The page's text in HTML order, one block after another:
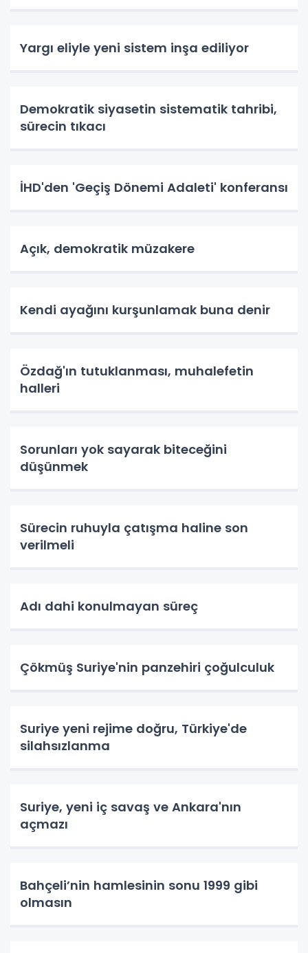
Yargı eliyle yeni sistem inşa ediliyor
Demokratik siyasetin sistematik tahribi,
sürecin tıkacı
İHD'den 'Geçiş Dönemi Adaleti' konferansı
Açık, demokratik müzakere
Kendi ayağını kurşunlamak buna denir
Özdağ'ın tutuklanması, muhalefetin
halleri
Sorunları yok sayarak biteceğini
düşünmek
Sürecin ruhuyla çatışma haline son
verilmeli
Adı dahi konulmayan süreç
Çökmüş Suriye'nin panzehiri çoğulculuk
Suriye yeni rejime doğru, Türkiye'de
silahsızlanma
Suriye, yeni iç savaş ve Ankara'nın
açmazı
Bahçeli’nin hamlesinin sonu 1999 gibi
olmasın